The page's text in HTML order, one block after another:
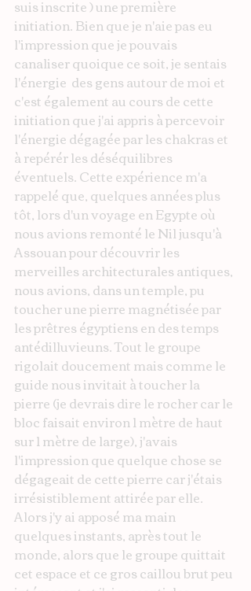
suis inscrite ) une première
initiation. Bien que je n'aie pas eu
l'impression que je pouvais
canaliser quoique ce soit, je sentais
l'énergie  des gens autour de moi et
c'est également au cours de cette
initiation que j'ai appris à percevoir
l'énergie dégagée par les chakras et
à repérér les déséquilibres
éventuels. Cette expérience m'a
rappelé que, quelques années plus
tôt, lors d'un voyage en Egypte où
nous avions remonté le Nil jusqu'à
Assouan pour découvrir les
merveilles architecturales antiques,
nous avions, dans un temple, pu
toucher une pierre magnétisée par
les prêtres égyptiens en des temps
antédilluvieuns. Tout le groupe
rigolait doucement mais comme le
guide nous invitait à toucher la
pierre (je devrais dire le rocher car le
bloc faisait environ 1 mètre de haut
sur 1 mètre de large), j'avais
l'impression que quelque chose se
dégageait de cette pierre car j'étais
irrésistiblement attirée par elle.
Alors j'y ai apposé ma main
quelques instants, après tout le
monde, alors que le groupe quittait
cet espace et ce gros caillou brut peu